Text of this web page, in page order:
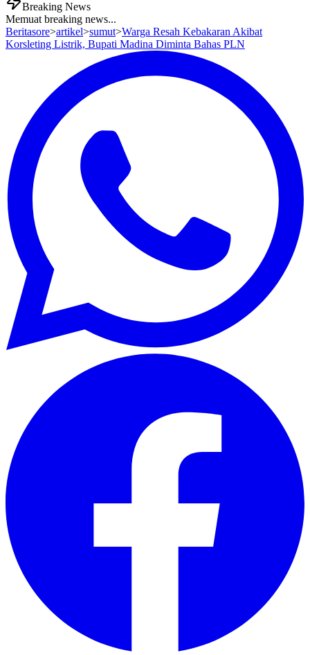
Breaking News
Memuat breaking news...
Beritasore>artikel>sumut>Warga Resah Kebakaran Akibat
Korsleting Listrik, Bupati Madina Diminta Bahas PLN